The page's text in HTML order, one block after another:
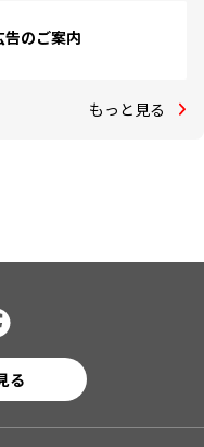
告のご案内
もっと見る
る